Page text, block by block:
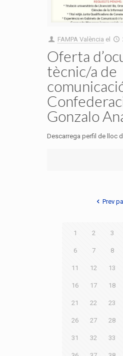
FAMPA València el
Oferta
tècnic/a de
Gonzalo
Descarrega perfil de lloc
Prev
1 2 3
6 7 8
11 12 13
16 17 18
21 22 23
26 27 28
31 32 33